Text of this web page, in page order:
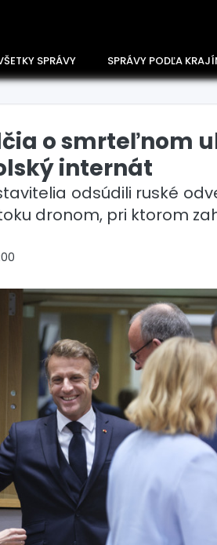
SPRÁVY SPRÁVY PODĽA
o smrteľnom
internát
odsúdili ruské
dronom, pri ktorom